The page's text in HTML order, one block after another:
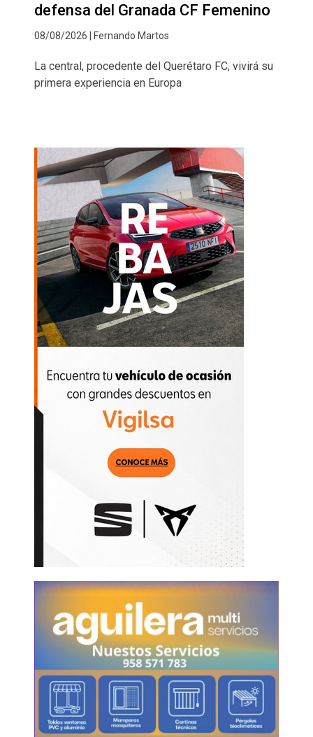
defensa del Granada CF Femenino
08/08/2026 | Fernando Martos
La central, procedente del Querétaro FC, vivirá su
primera experiencia en Europa